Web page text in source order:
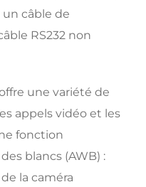
câble de
RS232 non
une variété de
appels vidéo et les
fonction
blancs (AWB) :
la caméra